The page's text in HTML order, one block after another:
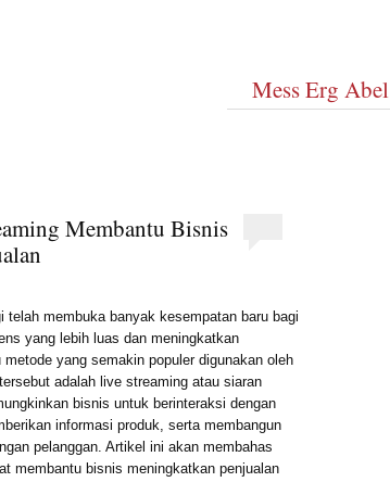
Mess Erg Abel
Membantu Bisnis
telah membuka banyak kesempatan baru bagi
yang lebih luas dan meningkatkan
metode yang semakin populer digunakan oleh
adalah live streaming atau siaran
bisnis untuk berinteraksi dengan
informasi produk, serta membangun
pelanggan. Artikel ini akan membahas
membantu bisnis meningkatkan penjualan